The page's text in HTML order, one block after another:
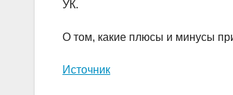
УК.
О том, какие плюсы и минусы
Источник